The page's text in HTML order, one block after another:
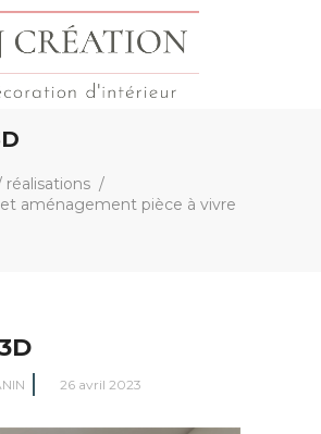
réalisations /
aménagement pièce à vivre
26 avril 2023